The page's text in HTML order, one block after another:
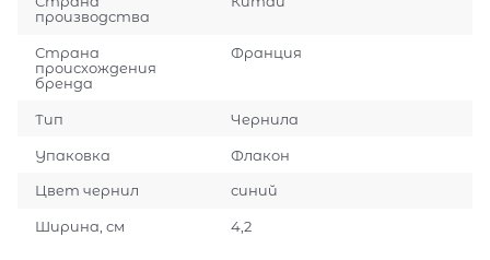
производства
Страна
происхождения
бренда
Франция
Тип Чернила
Упаковка Флакон
Цвет чернил синий
Ширина, см 4,2